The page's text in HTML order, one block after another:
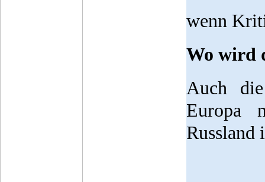
wenn
Wo wird
Auch
Europa
Russland